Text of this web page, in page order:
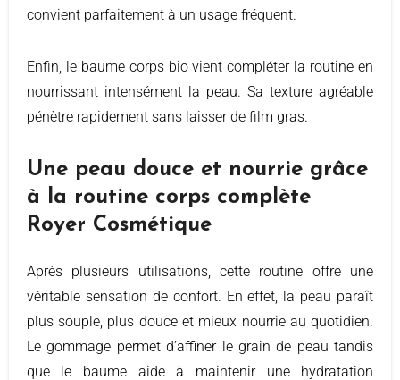
convient parfaitement à un usage fréquent.
Enfin, le baume corps bio vient compléter la routine en
nourrissant intensément la peau. Sa texture agréable
pénètre rapidement sans laisser de film gras.
Une peau douce et nourrie grâce
à la routine corps complète
Royer Cosmétique
Après plusieurs utilisations, cette routine offre une
véritable sensation de confort. En effet, la peau paraît
plus souple, plus douce et mieux nourrie au quotidien.
Le gommage permet d’affiner le grain de peau tandis
que le baume aide à maintenir une hydratation